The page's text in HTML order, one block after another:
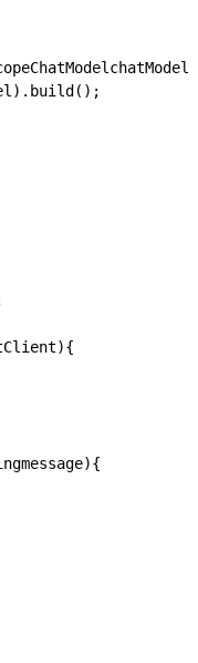
chatModel
). build ();
){
message){